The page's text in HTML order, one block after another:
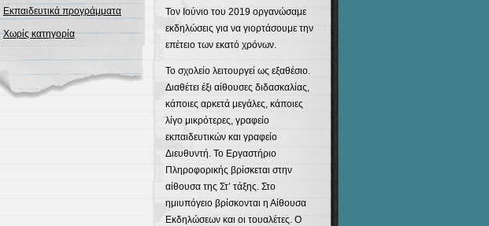
Εκπαιδευτικά προγράμματα
Χωρίς κατηγορία
Τον Ιούνιο του 2019 οργανώσαμε
εκδηλώσεις για να γιορτάσουμε την
επέτειο των εκατό χρόνων.
Το σχολείο λειτουργεί ως εξαθέσιο.
Διαθέτει έξι αίθουσες διδασκαλίας,
κάποιες αρκετά μεγάλες, κάποιες
λίγο μικρότερες, γραφείο
εκπαιδευτικών και γραφείο
Διευθυντή. Το Εργαστήριο
Πληροφορικής βρίσκεται στην
αίθουσα της Στ’ τάξης. Στο
ημιυπόγειο βρίσκονται η Αίθουσα
Εκδηλώσεων και οι τουαλέτες. Ο